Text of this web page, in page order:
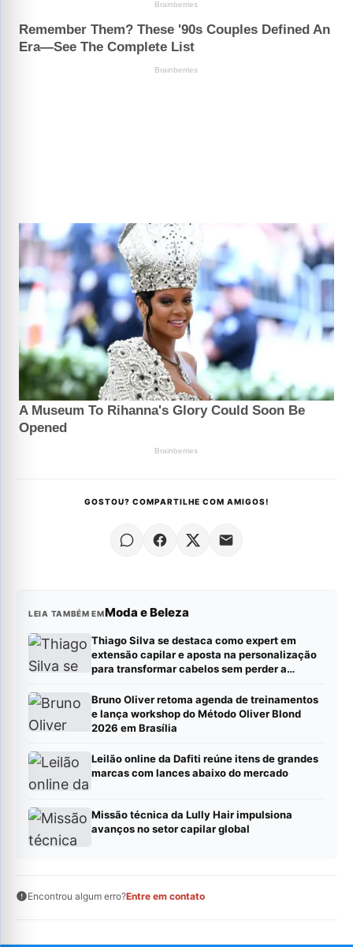
GOSTOU? COMPARTILHE COM AMIGOS!
LEIA TAMBÉM EMModa e Beleza
Thiago Silva se destaca como expert em
extensão capilar e aposta na personalização
para transformar cabelos sem perder a
Bruno Oliver retoma agenda de treinamentos
e lança workshop do Método Oliver Blond
2026 em Brasília
Leilão online da Dafiti reúne itens de grandes
marcas com lances abaixo do mercado
Missão técnica da Lully Hair impulsiona
avanços no setor capilar global
Encontrou algum erro?Entre em contato